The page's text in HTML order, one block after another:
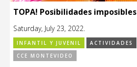
TOPA! Posibilidades imposibles
Saturday, July 23, 2022.
INFANTIL Y JUVENIL
ACTIVIDADES
CCE MONTEVIDEO